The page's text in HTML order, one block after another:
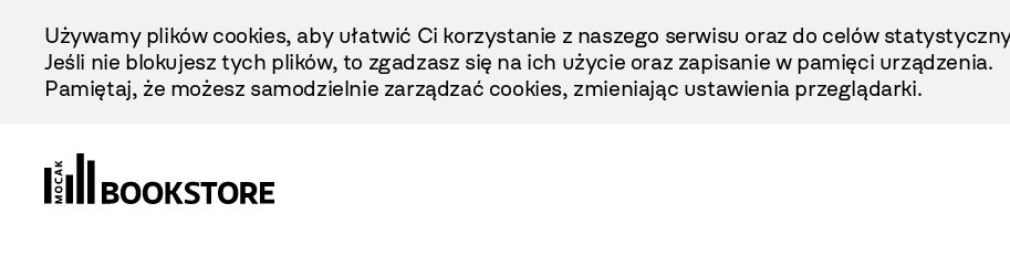
Treści
Używamy plików cookies, aby ułatwić Ci korzystanie z naszego serwisu oraz do celów
Jeśli nie blokujesz tych plików, to zgadzasz się na ich użycie oraz zapisanie w pamięci urządzenia.
Pamiętaj, że możesz samodzielnie zarządzać cookies, zmieniając ustawienia przeglądarki.